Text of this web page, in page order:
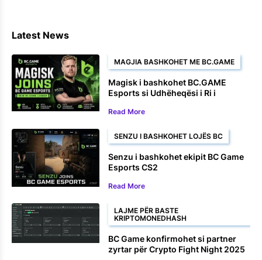
Latest News
MAGJIA BASHKOHET ME BC.GAME
Magisk i bashkohet BC.GAME
Esports si Udhëheqësi i Ri i
Read More
SENZU I BASHKOHET LOJËS BC
Senzu i bashkohet ekipit BC Game
Esports CS2
Read More
LAJME PËR BASTE
KRIPTOMONEDHASH
BC Game konfirmohet si partner
zyrtar për Crypto Fight Night 2025